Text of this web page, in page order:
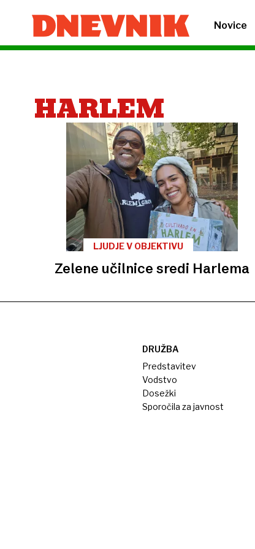
Novice
HARLEM
LJUDJE V OBJEKTIVU
Zelene učilnice sredi Harlema
DRUŽBA
Predstavitev
Vodstvo
Dosežki
Sporočila za javnost